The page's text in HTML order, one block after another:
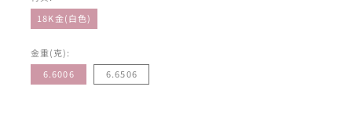
18K金(白色)
金重(克):
6.6006
6.6506